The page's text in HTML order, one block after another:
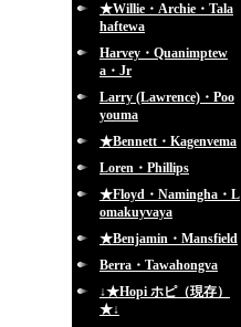
★Willie・Archie・Tala
haftewa
Harvey・Quanimptew
a・Jr
Larry (Lawrence)・Poo
youma
★Bennett・Kagenvema
Loren・Phillips
★Floyd・Namingha・L
omakuyvaya
★Benjamin・Mansfield
Berra・Tawahongva
↓★Hopi ホピ（現存）
★↓